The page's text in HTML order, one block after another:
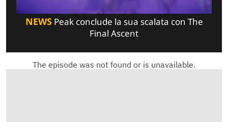
NEWSPeak conclude la sua scalata con The
Final Ascent